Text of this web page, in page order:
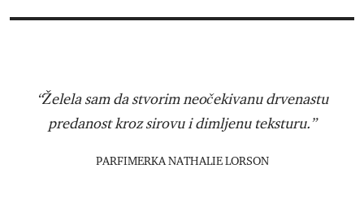
“Želela sam da stvorim neočekivanu drvenastu
predanost kroz sirovu i dimljenu teksturu.”
PARFIMERKA NATHALIE LORSON